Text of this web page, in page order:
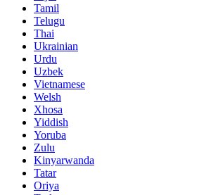
Tamil
Telugu
Thai
Ukrainian
Urdu
Uzbek
Vietnamese
Welsh
Xhosa
Yiddish
Yoruba
Zulu
Kinyarwanda
Tatar
Oriya